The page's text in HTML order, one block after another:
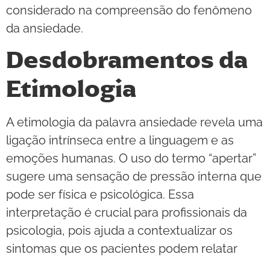
considerado na compreensão do fenômeno
da ansiedade.
Desdobramentos da
Etimologia
A etimologia da palavra ansiedade revela uma
ligação intrínseca entre a linguagem e as
emoções humanas. O uso do termo “apertar”
sugere uma sensação de pressão interna que
pode ser física e psicológica. Essa
interpretação é crucial para profissionais da
psicologia, pois ajuda a contextualizar os
sintomas que os pacientes podem relatar